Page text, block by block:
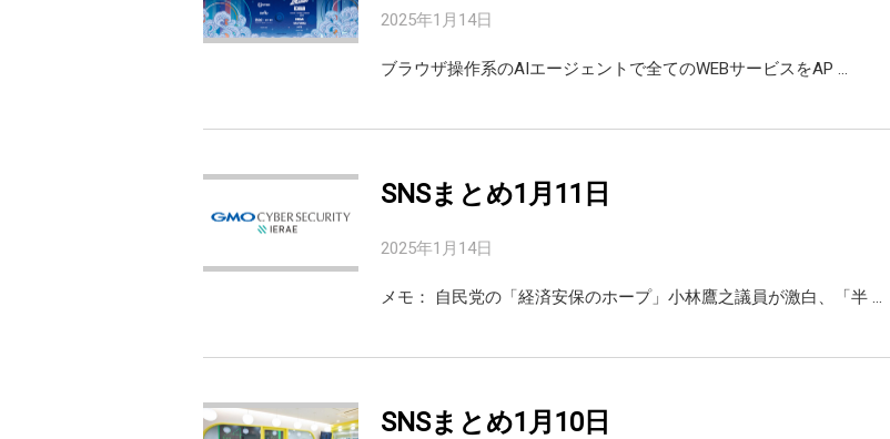
2025年1月14日
ブラウザ操作系のAIエージェントで全てのWEBサービスをAP …
SNSまとめ1月11日
2025年1月14日
メモ： 自民党の「経済安保のホープ」小林鷹之議員が激白、「半 …
SNSまとめ1月10日